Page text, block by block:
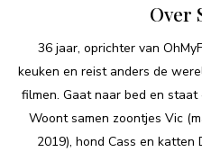
Over
36 jaar, oprichter van
keuken en reist anders de
filmen. Gaat naar bed en
Woont samen zoontjes Vic
2019), hond Cass en katten